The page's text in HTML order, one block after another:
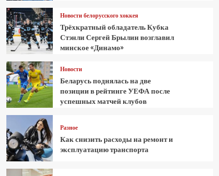
Новости белорусского хоккея
Трёхкратный обладатель Кубка
Стэнли Сергей Брылин возглавил
минское «Динамо»
Новости
Беларусь поднялась на две
позиции в рейтинге УЕФА после
успешных матчей клубов
Разное
Как снизить расходы на ремонт и
эксплуатацию транспорта